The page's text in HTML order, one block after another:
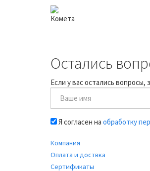
Остались
Если у вас остались
Я согласен на обработку
Компания
Оплата и доствка
Сертификаты